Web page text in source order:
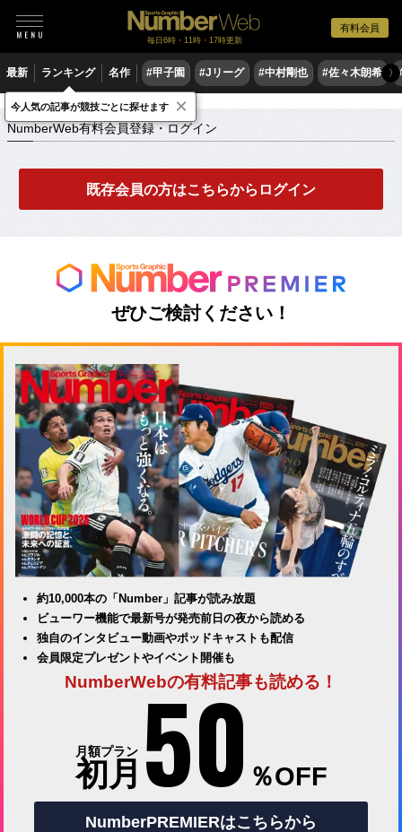
有料会員
毎日6時・11時・17時更新
最新 ランキング 名作 #甲子園 #Jリーグ #中村剛也 #佐々木朗希 〉
NumberWeb有料会員登録・ログイン
NumberWeb有料会員登録・ログイン
既存会員の方はこちらからログイン
ぜひご検討ください！
約10,000本の「Number」記事が読み放題
ビューワー機能で最新号が発売前日の夜から読める
独自のインタビュー動画やポッドキャストも配信
会員限定プレゼントやイベント開催も
NumberWebの有料記事も読める！
月額プラン
初月 50 ％OFF
NumberPREMIERはこちらから
今人気の記事が競技ごとに探せます ×